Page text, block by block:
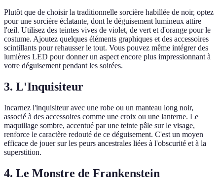
Plutôt que de choisir la traditionnelle sorcière habillée de noir, optez
pour une sorcière éclatante, dont le déguisement lumineux attire
l'œil. Utilisez des teintes vives de violet, de vert et d'orange pour le
costume. Ajoutez quelques éléments graphiques et des accessoires
scintillants pour rehausser le tout. Vous pouvez même intégrer des
lumières LED pour donner un aspect encore plus impressionnant à
votre déguisement pendant les soirées.
3. L'Inquisiteur
Incarnez l'inquisiteur avec une robe ou un manteau long noir,
associé à des accessoires comme une croix ou une lanterne. Le
maquillage sombre, accentué par une teinte pâle sur le visage,
renforce le caractère redouté de ce déguisement. C'est un moyen
efficace de jouer sur les peurs ancestrales liées à l'obscurité et à la
superstition.
4. Le Monstre de Frankenstein